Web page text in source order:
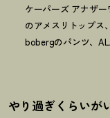
ケーパーズ アナザ
のアメスリトップス
bobergのパンツ、
やり過ぎくらいが